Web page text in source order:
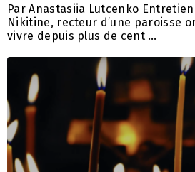
Par Anastasiia Lutcenko
Nikitine, recteur d’une paroisse
vivre depuis plus de cent …